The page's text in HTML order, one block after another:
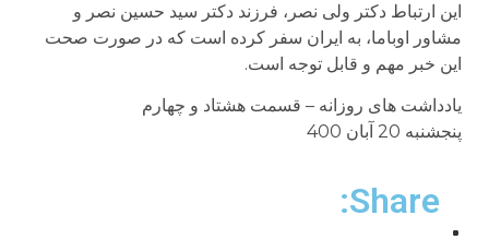
این ارتباط دکتر ولی نصر، فرزند دکتر سید حسین نصر و
مشاور اوباما، به ایران سفر کرده است که در صورت صحت
این خبر مهم و قابل توجه است.
یادداشت های روزانه – قسمت هشتاد و چهارم
پنجشنبه 20 آبان 400
Share: